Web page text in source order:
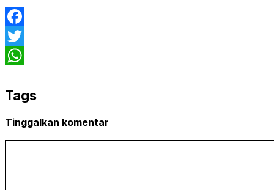
Facebook
Twitter
Tags
Tinggalkan komentar